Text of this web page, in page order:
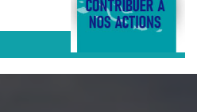
DONATE